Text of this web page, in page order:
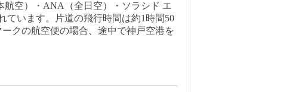
空）・ANA（全日空）・ソラシド エ
ています。片道の飛行時間は約1時間50
クの航空便の場合、途中で神戸空港を